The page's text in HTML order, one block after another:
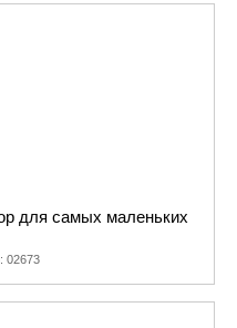
для самых маленьких
02673